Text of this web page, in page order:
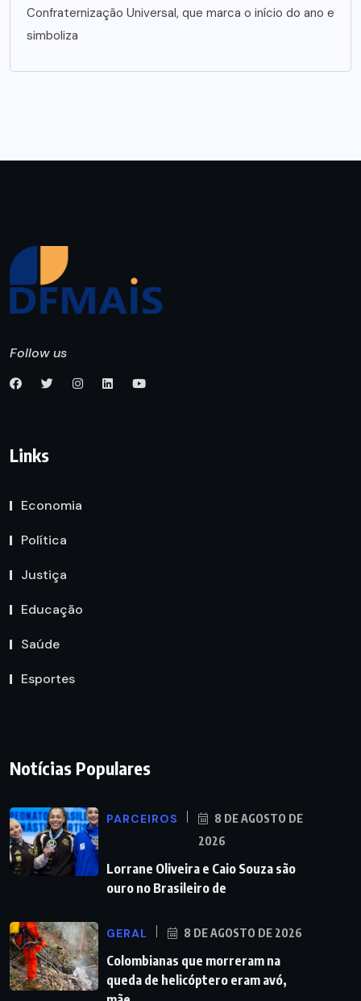
Confraternização Universal, que marca o início do ano e
simboliza
Follow us
Links
Economia
Política
Justiça
Educação
Saúde
Esportes
Notícias Populares
PARCEIROS
8 DE AGOSTO DE
2026
Lorrane Oliveira e Caio Souza são
ouro no Brasileiro de
GERAL 8 DE AGOSTO DE 2026
Colombianas que morreram na
queda de helicóptero eram avó,